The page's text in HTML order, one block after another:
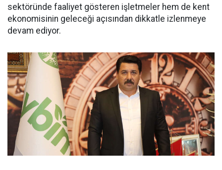
sektöründe faaliyet gösteren işletmeler hem de kent
ekonomisinin geleceği açısından dikkatle izlenmeye
devam ediyor.